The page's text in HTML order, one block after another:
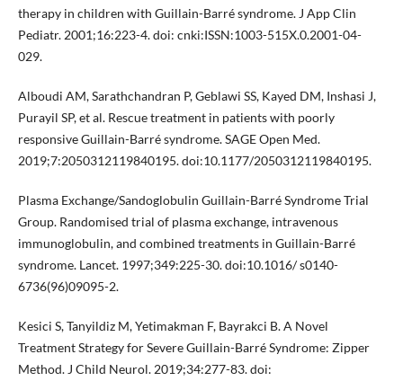
therapy in children with Guillain-Barré syndrome. J App Clin
Pediatr. 2001;16:223-4. doi: cnki:ISSN:1003-515X.0.2001-04-
029.
Alboudi AM, Sarathchandran P, Geblawi SS, Kayed DM, Inshasi J,
Purayil SP, et al. Rescue treatment in patients with poorly
responsive Guillain-Barré syndrome. SAGE Open Med.
2019;7:2050312119840195. doi:10.1177/2050312119840195.
Plasma Exchange/Sandoglobulin Guillain-Barré Syndrome Trial
Group. Randomised trial of plasma exchange, intravenous
immunoglobulin, and combined treatments in Guillain-Barré
syndrome. Lancet. 1997;349:225-30. doi:10.1016/ s0140-
6736(96)09095-2.
Kesici S, Tanyildiz M, Yetimakman F, Bayrakci B. A Novel
Treatment Strategy for Severe Guillain-Barré Syndrome: Zipper
Method. J Child Neurol. 2019;34:277-83. doi: